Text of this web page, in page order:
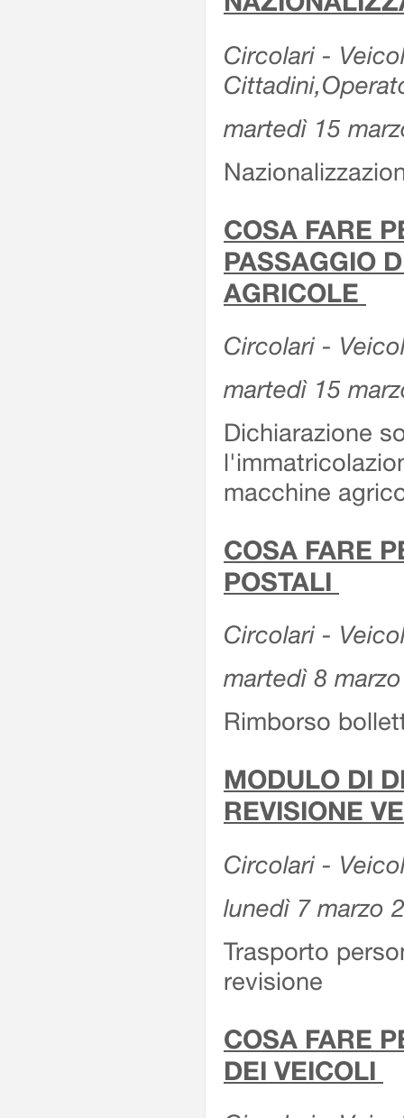
Circolari -
martedì 15
COSA FARE
PASSAGGIO
AGRICOLE
Circolari -
martedì 15
Dichiarazione
macchine
COSA FARE
POSTALI
Circolari -
martedì 8
Rimborso
MODULO DI
REVISIONE
Circolari -
lunedì 7 marzo
Trasporto
revisione
COSA FARE
DEI VEICOLI